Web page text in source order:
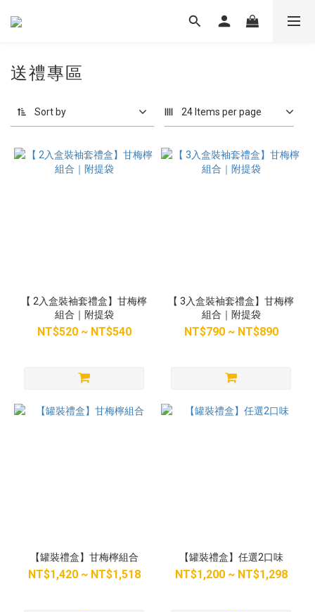
送禮專區
Sort by 24 Items per page
【 2入盒裝袖套禮盒】甘梅檸
組合｜附提袋
NT$520 ~ NT$540
【 3入盒裝袖套禮盒】甘梅檸
組合｜附提袋
NT$790 ~ NT$890
【罐裝禮盒】甘梅檸組合
NT$1,420 ~ NT$1,518
【罐裝禮盒】任選2口味
NT$1,200 ~ NT$1,298